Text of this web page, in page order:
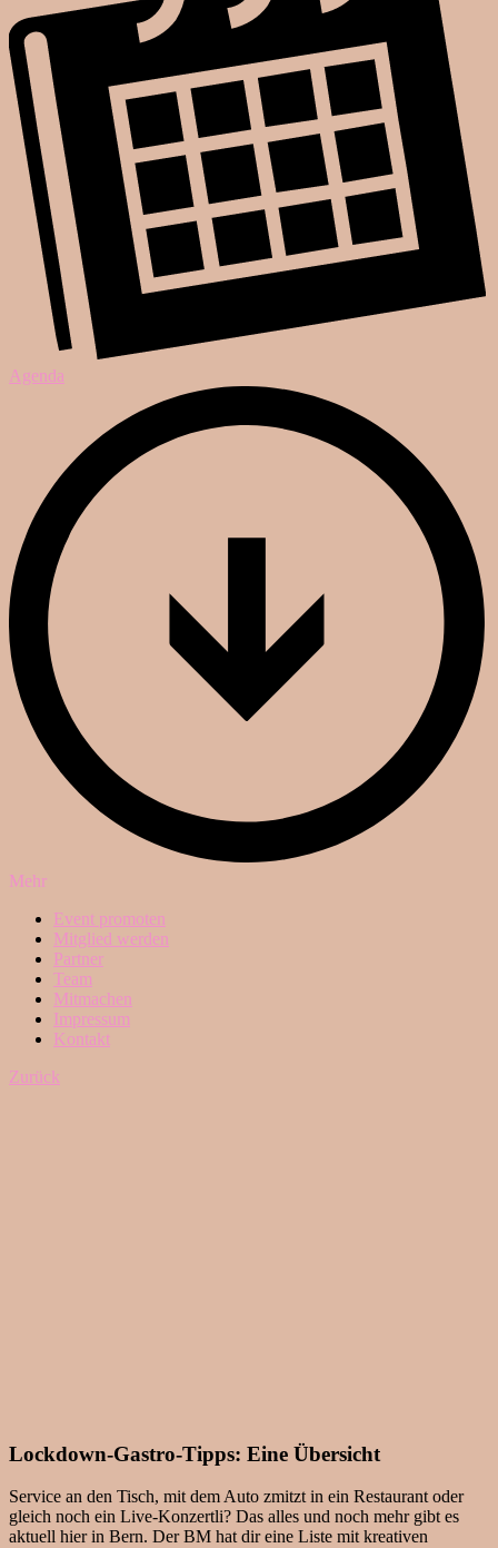
Agenda
Mehr
Event promoten
Mitglied werden
Partner
Team
Mitmachen
Impressum
Kontakt
Zurück
Lockdown-Gastro-Tipps: Eine Übersicht
Service an den Tisch, mit dem Auto zmitzt in ein Restaurant oder
gleich noch ein Live-Konzertli? Das alles und noch mehr gibt es
aktuell hier in Bern. Der BM hat dir eine Liste mit kreativen